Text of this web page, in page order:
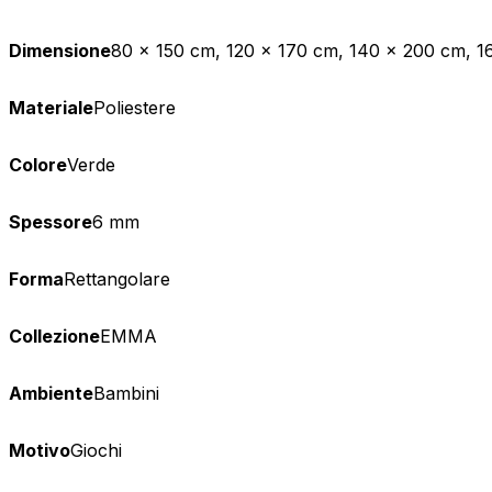
Dimensione80 x 150 cm, 120 x 170 cm, 140 x 200 cm,
MaterialePoliestere
ColoreVerde
Spessore6 mm
FormaRettangolare
CollezioneEMMA
AmbienteBambini
MotivoGiochi